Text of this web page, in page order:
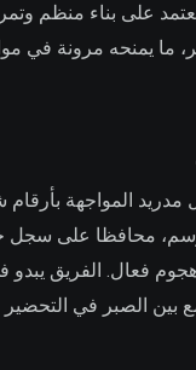
على بناء منظم
ما يمنحه مرونة في
مدريد المواجهة بأرقام
محافظا على سجل
فعال. الفريق يبدو
بين الصبر في